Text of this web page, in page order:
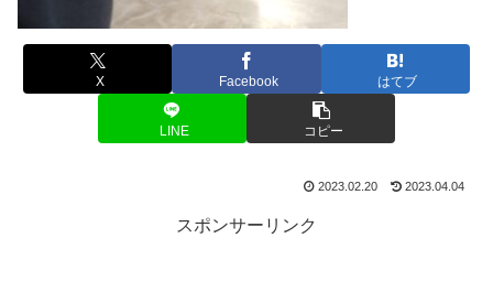
X Facebook はてブ
LINE コピー
2023.02.20 2023.04.04
スポンサーリンク